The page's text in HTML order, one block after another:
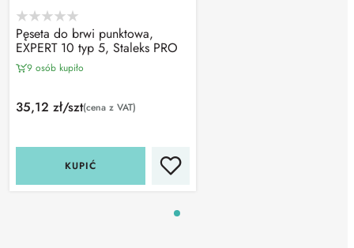
Pęseta do brwi punktowa,
EXPERT 10 typ 5, Staleks PRO
9 osób kupiło
35,12 zł/szt(cena z VAT)
KUPIĆ